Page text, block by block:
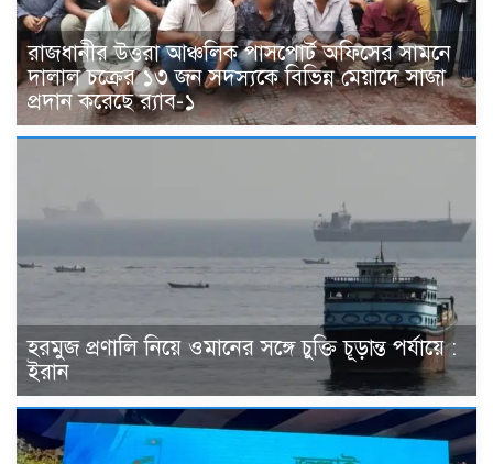
রাজধানীর উত্তরা আঞ্চলিক পাসপোর্ট অফিসের সামনে
দালাল চক্রের ১৩ জন সদস্যকে বিভিন্ন মেয়াদে সাজা
প্রদান করেছে র‌্যাব-১
হরমুজ প্রণালি নিয়ে ওমানের সঙ্গে চুক্তি চূড়ান্ত পর্যায়ে :
ইরান